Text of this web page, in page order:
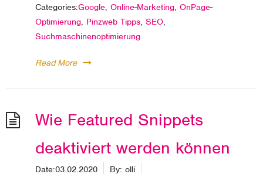
Categories:Google, Online-Marketing, OnPage-
Optimierung, Pinzweb Tipps, SEO,
Suchmaschinenoptimierung
Read More
Wie Featured Snippets
deaktiviert werden können
Date:03.02.2020 By: olli